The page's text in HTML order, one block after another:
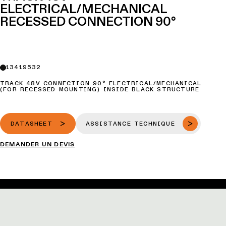
ELECTRICAL/MECHANICAL
RECESSED CONNECTION 90°
13419532
TRACK 48V CONNECTION 90° ELECTRICAL/MECHANICAL
(FOR RECESSED MOUNTING) INSIDE BLACK STRUCTURE
DATASHEET ASSISTANCE TECHNIQUE
DEMANDER UN DEVIS